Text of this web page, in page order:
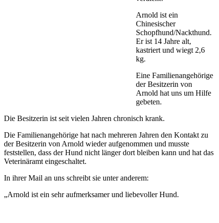
Arnold ist ein
Chinesischer
Schopfhund/Nackthund.
Er ist 14 Jahre alt,
kastriert und wiegt 2,6
kg.
Eine Familienangehörige
der Besitzerin von
Arnold hat uns um Hilfe
gebeten.
Die Besitzerin ist seit vielen Jahren chronisch krank.
Die Familienangehörige hat nach mehreren Jahren den Kontakt zu
der Besitzerin von Arnold wieder aufgenommen und musste
feststellen, dass der Hund nicht länger dort bleiben kann und hat das
Veterinäramt eingeschaltet.
In ihrer Mail an uns schreibt sie unter anderem:
„Arnold ist ein sehr aufmerksamer und liebevoller Hund.